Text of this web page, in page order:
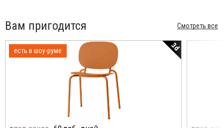
Вам пригодится Смотреть все
есть в шоу-руме 3d